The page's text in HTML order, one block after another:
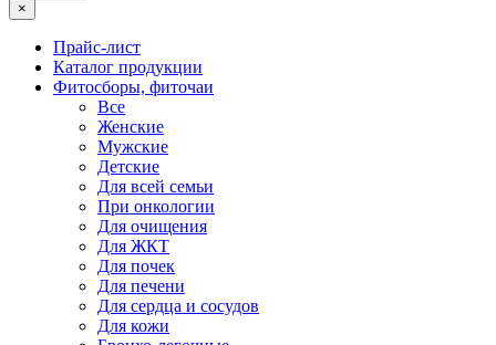
×
Прайс-лист
Каталог продукции
Фитосборы, фиточаи
Все
Женские
Мужские
Детские
Для всей семьи
При онкологии
Для очищения
Для ЖКТ
Для почек
Для печени
Для сердца и сосудов
Для кожи